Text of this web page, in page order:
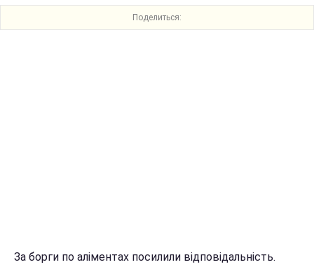
Поделиться:
За борги по аліментах посилили відповідальність.